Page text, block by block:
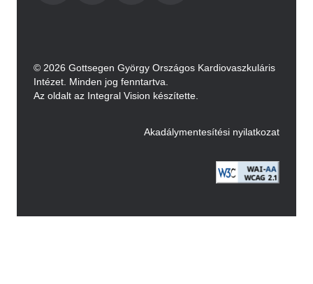
© 2026 Gottsegen György Országos Kardiovaszkuláris
Intézet. Minden jog fenntartva.
Az oldalt az Integral Vision készítette.
Akadálymentesítési nyilatkozat
Image